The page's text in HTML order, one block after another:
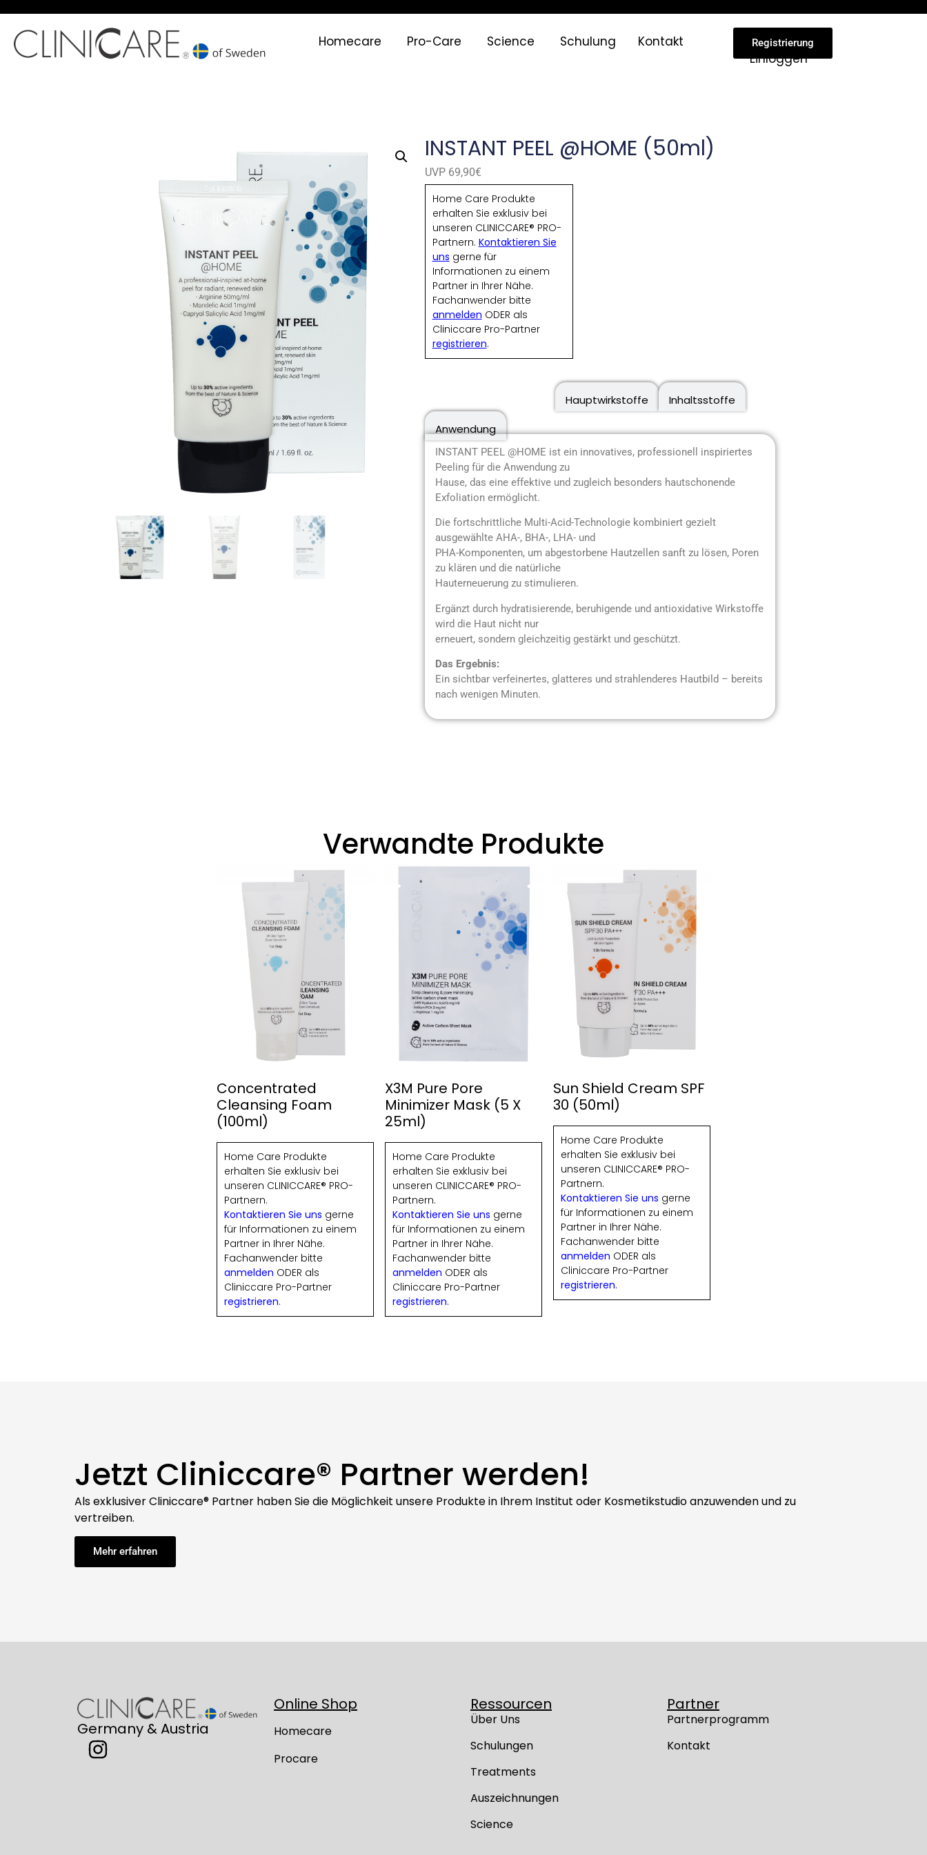
Homecare Pro-Care Science Schulung Kontakt Registrierung
Einloggen
INSTANT PEEL @HOME (50ml)
UVP 69,90€
Home Care Produkte
erhalten Sie exklusiv bei
unseren CLINICCARE® PRO-
Partnern. Kontaktieren Sie
uns gerne für
Informationen zu einem
Partner in Ihrer Nähe.
Fachanwender bitte
anmelden ODER als
Cliniccare Pro-Partner
registrieren.
Hauptwirkstoffe
Inhaltsstoffe
Anwendung
INSTANT PEEL @HOME ist ein innovatives, professionell inspiriertes
Peeling für die Anwendung zu
Hause, das eine effektive und zugleich besonders hautschonende
Exfoliation ermöglicht.
Die fortschrittliche Multi-Acid-Technologie kombiniert gezielt
ausgewählte AHA-, BHA-, LHA- und
PHA-Komponenten, um abgestorbene Hautzellen sanft zu lösen, Poren
zu klären und die natürliche
Hauterneuerung zu stimulieren.
Ergänzt durch hydratisierende, beruhigende und antioxidative Wirkstoffe
wird die Haut nicht nur
erneuert, sondern gleichzeitig gestärkt und geschützt.
Das Ergebnis:
Ein sichtbar verfeinertes, glatteres und strahlenderes Hautbild – bereits
nach wenigen Minuten.
Verwandte Produkte
Concentrated
Cleansing Foam
(100ml)
Home Care Produkte
erhalten Sie exklusiv bei
unseren CLINICCARE® PRO-
Partnern.
Kontaktieren Sie uns gerne
für Informationen zu einem
Partner in Ihrer Nähe.
Fachanwender bitte
anmelden ODER als
Cliniccare Pro-Partner
registrieren.
X3M Pure Pore
Minimizer Mask (5 X
25ml)
Home Care Produkte
erhalten Sie exklusiv bei
unseren CLINICCARE® PRO-
Partnern.
Kontaktieren Sie uns gerne
für Informationen zu einem
Partner in Ihrer Nähe.
Fachanwender bitte
anmelden ODER als
Cliniccare Pro-Partner
registrieren.
Sun Shield Cream SPF
30 (50ml)
Home Care Produkte
erhalten Sie exklusiv bei
unseren CLINICCARE® PRO-
Partnern.
Kontaktieren Sie uns gerne
für Informationen zu einem
Partner in Ihrer Nähe.
Fachanwender bitte
anmelden ODER als
Cliniccare Pro-Partner
registrieren.
Jetzt Cliniccare® Partner werden!
Als exklusiver Cliniccare® Partner haben Sie die Möglichkeit unsere Produkte in Ihrem Institut oder Kosmetikstudio anzuwenden und zu
vertreiben.
Mehr erfahren
Germany & Austria
Online Shop
Homecare
Procare
Ressourcen
Über Uns
Schulungen
Treatments
Auszeichnungen
Science
Partner
Partnerprogramm
Kontakt